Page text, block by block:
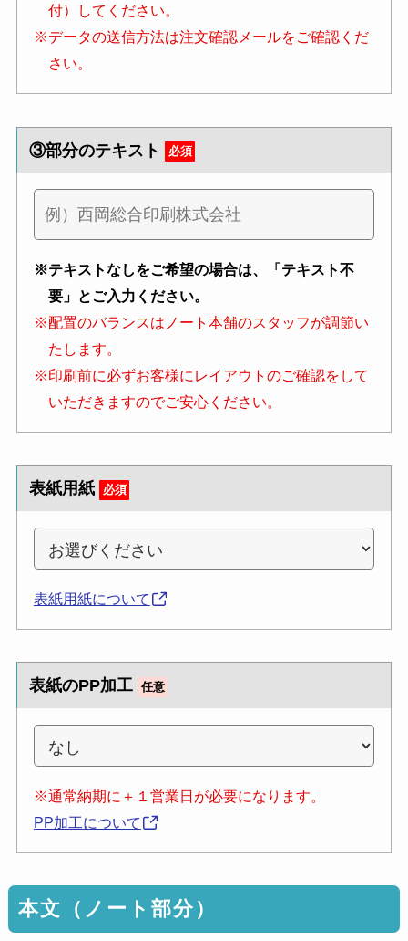
付）してください。
※データの送信方法は注文確認メールをご確認くだ
さい。
③部分のテキスト 必須
※テキストなしをご希望の場合は、「テキスト不
要」とご入力ください。
※配置のバランスはノート本舗のスタッフが調節い
たします。
※印刷前に必ずお客様にレイアウトのご確認をして
いただきますのでご安心ください。
表紙用紙 必須
表紙用紙について
表紙のPP加工 任意
※通常納期に＋１営業日が必要になります。
PP加工について
本文（ノート部分）